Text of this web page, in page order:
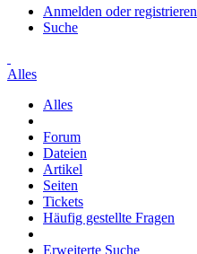
Anmelden oder registrieren
Suche
Alles
Alles
Forum
Dateien
Artikel
Seiten
Tickets
Häufig gestellte Fragen
Erweiterte Suche